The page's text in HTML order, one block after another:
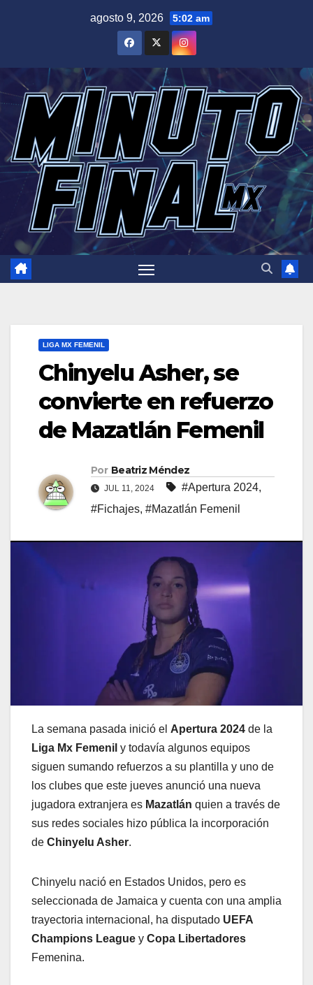
agosto 9, 2026 5:02 am
LIGA MX FEMENIL
Chinyelu Asher, se
convierte en refuerzo
de Mazatlán Femenil
Por Beatriz Méndez
JUL 11, 2024 #Apertura 2024,
#Fichajes, #Mazatlán Femenil
La semana pasada inició el Apertura 2024 de la
Liga Mx Femenil y todavía algunos equipos
siguen sumando refuerzos a su plantilla y uno de
los clubes que este jueves anunció una nueva
jugadora extranjera es Mazatlán quien a través de
sus redes sociales hizo pública la incorporación
de Chinyelu Asher.
Chinyelu nació en Estados Unidos, pero es
seleccionada de Jamaica y cuenta con una amplia
trayectoria internacional, ha disputado UEFA
Champions League y Copa Libertadores
Femenina.